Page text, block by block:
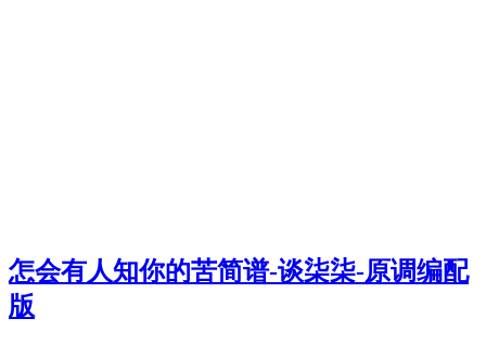
怎会有人知你的苦简谱-谈柒柒-原调编配
版